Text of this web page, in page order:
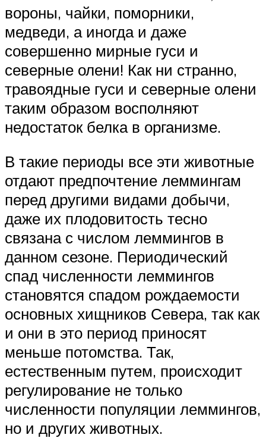
вороны, чайки, поморники,
медведи, а иногда и даже
совершенно мирные гуси и
северные олени! Как ни странно,
травоядные гуси и северные олени
таким образом восполняют
недостаток белка в организме.
В такие периоды все эти животные
отдают предпочтение леммингам
перед другими видами добычи,
даже их плодовитость тесно
связана с числом леммингов в
данном сезоне. Периодический
спад численности леммингов
становятся спадом рождаемости
основных хищников Севера, так как
и они в это период приносят
меньше потомства. Так,
естественным путем, происходит
регулирование не только
численности популяции леммингов,
но и других животных.